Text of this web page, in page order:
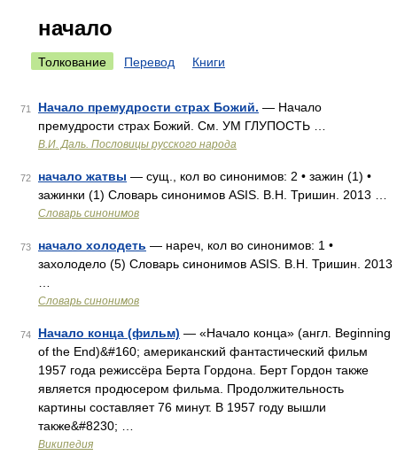
начало
Толкование Перевод Книги
71 Начало премудрости страх Божий. — Начало
премудрости страх Божий. См. УМ ГЛУПОСТЬ …
В.И. Даль. Пословицы русского народа
72 начало жатвы — сущ., кол во синонимов: 2 • зажин (1) •
зажинки (1) Словарь синонимов ASIS. В.Н. Тришин. 2013 …
Словарь синонимов
73 начало холодеть — нареч, кол во синонимов: 1 •
захолодело (5) Словарь синонимов ASIS. В.Н. Тришин. 2013
Словарь синонимов
74 Начало конца (фильм) — «Начало конца» (англ. Beginning
of the End)&#160; американский фантастический фильм
1957 года режиссёра Берта Гордона. Берт Гордон также
является продюсером фильма. Продолжительность
картины составляет 76 минут. В 1957 году вышли
также&#8230; …
Википедия